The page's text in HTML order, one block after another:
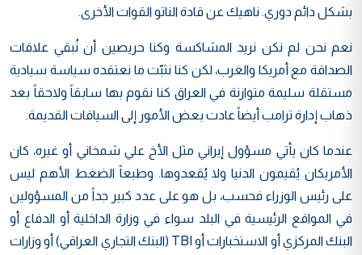
بشكل دائم دوري. ناهيك عن قادة الناتو القوات الأخرى.
نعم نحن لم نكن نريد المشاكسة وكنا حريصين أن نُبقي علاقات
الصداقة مع أمريكا والغرب، لكن كنا نثبّت ما نعتقده سياسة سيادية
مستقلة سليمة متوازنة في العراق كنا نقوم بها سابقاً ولاحقاً بعد
ذهاب إدارة ترامب أيضاً عادت بعض الأمور إلى السياقات القديمة.
عندما كان يأتي مسؤول إيراني مثل الأخ علي شمخاني أو غيره، كان
الأمريكان يُقيمون الدنيا ولا يُقعدوها. وطبعاً الضغط الأهم ليس
على رئيس الوزراء فحسب، بل هو على عدد كبير جداً من المسؤولين
في المواقع الرئيسية في البلد سواء في وزارة الداخلية أو الدفاع أو
البنك المركزي أو الاستخبارات أو TBI (البنك التجاري العراقي) أو وزارات